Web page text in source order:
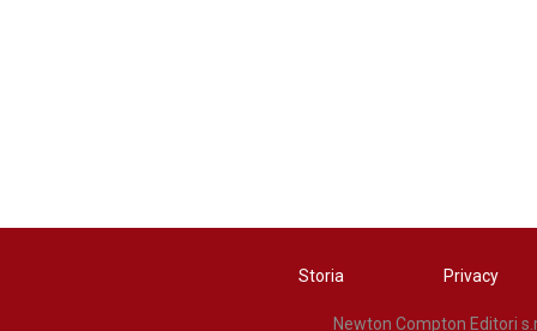
Storia Privacy
Newton Compton Editori